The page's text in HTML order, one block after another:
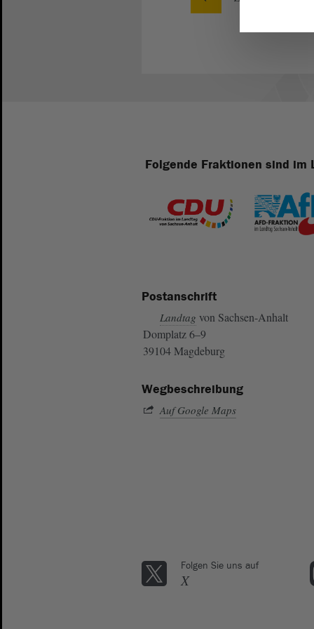
Folgende Fraktionen sind im
Postanschrift
Landtag von Sachsen-Anhalt
Domplatz 6–9
39104 Magdeburg
Wegbeschreibung
Auf Google Maps
Folgen Sie uns auf
X